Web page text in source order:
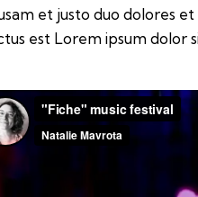
et justo duo dolores
est Lorem ipsum dolor